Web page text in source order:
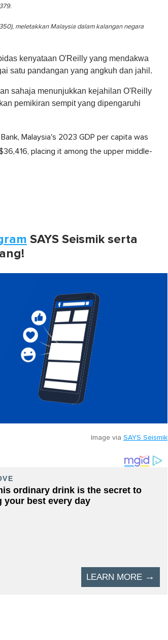
meletakkan Malaysia dalam kalangan negara
kenyataan O'Reilly yang mendakwa
satu pandangan yang angkuh dan jahil.
sahaja menunjukkan kejahilan O'Reilly
pemikiran sempit yang dipengaruhi
Malaysia's 2023 GDP per capita was
placing it among the upper middle-
SAYS Seismik serta
Image via SAYS Seismik